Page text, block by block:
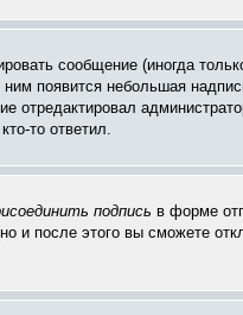
сообщение (иногда
появится небольшая
отредактировал
то ответил.
подпись в форме
и после этого вы сможете